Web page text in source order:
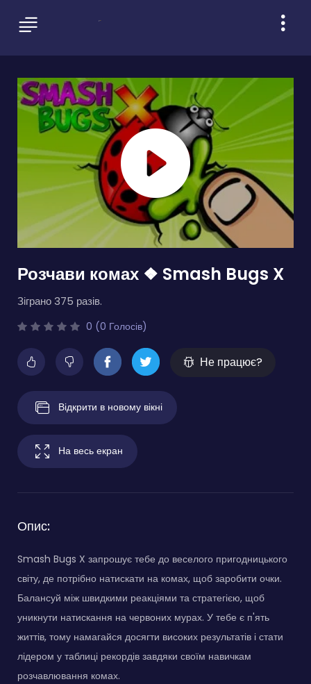
Розчави комах ❖ Smash Bugs X
Зіграно 375 разів.
0 (0 Голосів)
Не працює?
Відкрити в новому вікні
На весь екран
Опис:
Smash Bugs X запрошує тебе до веселого пригодницького
світу, де потрібно натискати на комах, щоб заробити очки.
Балансуй між швидкими реакціями та стратегією, щоб
уникнути натискання на червоних мурах. У тебе є п'ять
життів, тому намагайся досягти високих результатів і стати
лідером у таблиці рекордів завдяки своїм навичкам
розчавлювання комах.